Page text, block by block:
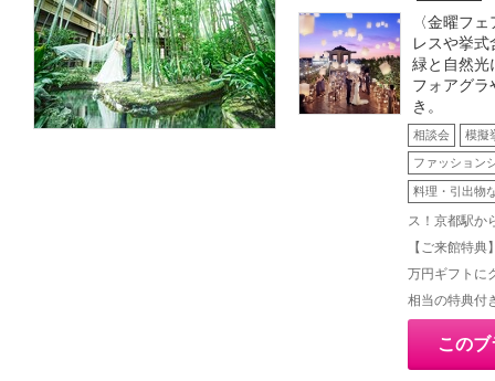
〈金曜フ
レスや挙
緑と自然光
フォアグラ
き。
相談会 模擬
ファッション
料理・引出物
ス！京都駅か
【ご来館特
万円ギフトに
相当の特典付
この